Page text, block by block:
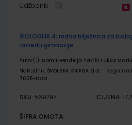
Udžbenik
BIOLOGIJA 4; radna bilježnica za
razredu gimnazije
Autor(i): Damir Bendelja Žaklin Lukša
Nakladnik: ŠKOLSKA KNJIGA d.d.
7605-DOM
SKU: 569297 CIJENA:
ŠIFRA OMOTA: